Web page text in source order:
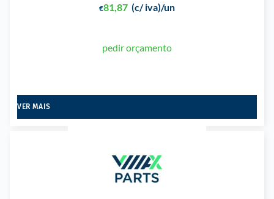
€81,87 (c/ iva)/un
pedir orçamento
VER MAIS